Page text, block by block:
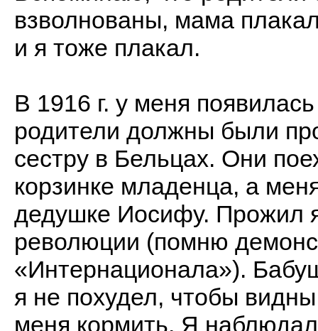
взволнованы, мама
и я тоже плакал.
В 1916 г. у меня
родители должны были
сестру в Бельцах. Они
корзинке младенца, а
дедушке Иосифу. Прожил
революции (помню
«Интернационала»).
я не похудел, чтобы
меня кормить. Я